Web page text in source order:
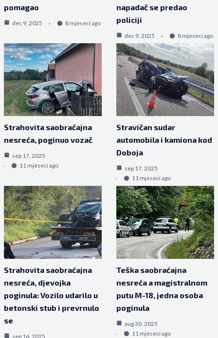
pomagao
dec 9, 2025 8 mjeseci ago
napadač se predao
policiji
dec 9, 2025 8 mjeseci ago
Strahovita saobraćajna
nesreća, poginuo vozač
sep 17, 2025
11 mjeseci ago
Stravičan sudar
automobila i kamiona kod
Doboja
sep 17, 2025
11 mjeseci ago
Strahovita saobraćajna
nesreća, djevojka
poginula: Vozilo udarilo u
betonski stub i prevrnulo
se
sep 16, 2025
Teška saobraćajna
nesreća a magistralnom
putu M-18, jedna osoba
poginula
aug 30, 2025
11 mjeseci ago